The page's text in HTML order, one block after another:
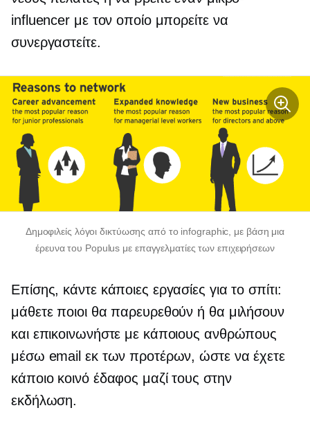
influencer με τον οποίο μπορείτε να
συνεργαστείτε.
Δημοφιλείς λόγοι δικτύωσης από το infographic, με βάση μια
έρευνα του Populus με επαγγελματίες των επιχειρήσεων
Επίσης, κάντε κάποιες εργασίες για το σπίτι:
μάθετε ποιοι θα παρευρεθούν ή θα μιλήσουν
και επικοινωνήστε με κάποιους ανθρώπους
μέσω email εκ των προτέρων, ώστε να έχετε
κάποιο κοινό έδαφος μαζί τους στην
εκδήλωση.